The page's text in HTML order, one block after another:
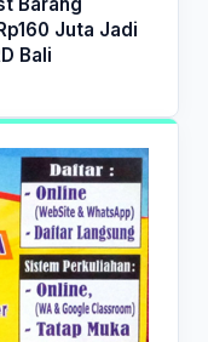
Barang
Juta Jadi
Bali